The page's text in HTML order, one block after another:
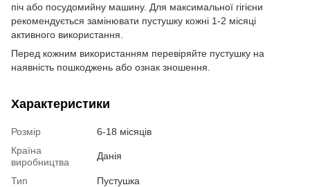
піч або посудомийну машину. Для максимальної гігієни
рекомендується замінювати пустушку кожні 1-2 місяці
активного використання.
Перед кожним використанням перевіряйте пустушку на
наявність пошкоджень або ознак зношення.
Характеристики
Розмір
6-18 місяців
Країна
виробництва
Данія
Тип
Пустушка